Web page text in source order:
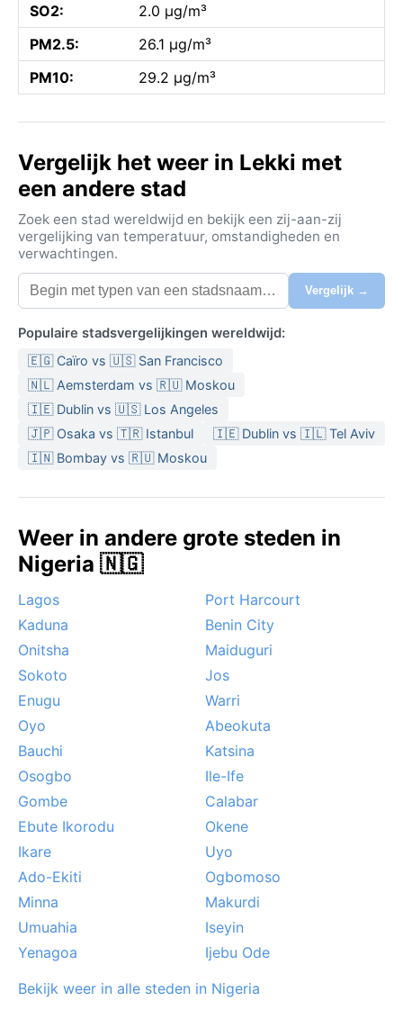
SO2:
2.0 µg/m³
PM2.5:
26.1 µg/m³
PM10:
29.2 µg/m³
Vergelijk het weer in Lekki met
een andere stad
Zoek een stad wereldwijd en bekijk een zij-aan-zij
vergelijking van temperatuur, omstandigheden en
verwachtingen.
Vergelijk →
Populaire stadsvergelijkingen wereldwijd:
🇪🇬 Caïro vs 🇺🇸 San Francisco
🇳🇱 Aemsterdam vs 🇷🇺 Moskou
🇮🇪 Dublin vs 🇺🇸 Los Angeles
🇯🇵 Osaka vs 🇹🇷 Istanbul
🇮🇪 Dublin vs 🇮🇱 Tel Aviv
🇮🇳 Bombay vs 🇷🇺 Moskou
Weer in andere grote steden in
Nigeria 🇳🇬
Lagos
Port Harcourt
Kaduna
Benin City
Onitsha
Maiduguri
Sokoto
Jos
Enugu
Warri
Oyo
Abeokuta
Bauchi
Katsina
Osogbo
Ile-Ife
Gombe
Calabar
Ebute Ikorodu
Okene
Ikare
Uyo
Ado-Ekiti
Ogbomoso
Minna
Makurdi
Umuahia
Iseyin
Yenagoa
Ijebu Ode
Bekijk weer in alle steden in Nigeria